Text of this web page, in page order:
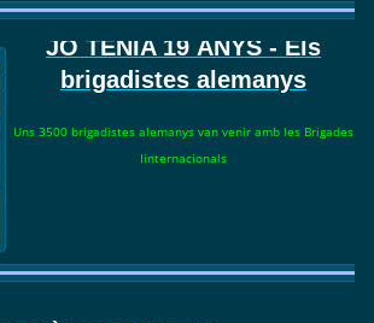
JO TENIA 19 ANYS - Els
brigadistes alemanys
Uns 3500 brigadistes alemanys van venir amb les Brigades
Iinternacionals